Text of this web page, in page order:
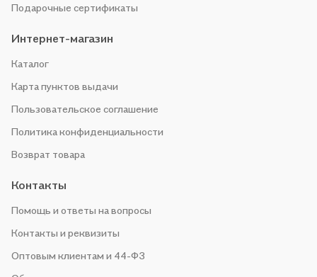
Подарочные сертификаты
Интернет-магазин
Каталог
Карта пунктов выдачи
Пользовательское соглашение
Политика конфиденциальности
Возврат товара
Контакты
Помощь и ответы на вопросы
Контакты и реквизиты
Оптовым клиентам и 44-ФЗ